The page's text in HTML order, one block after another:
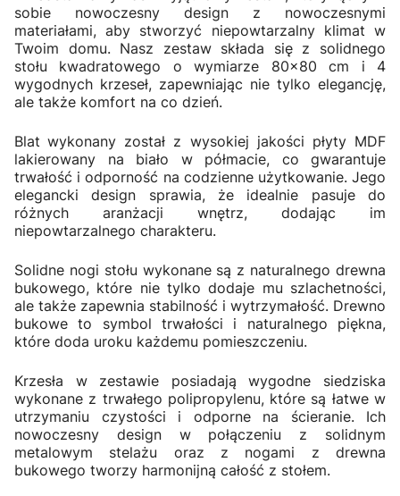
sobie nowoczesny design z nowoczesnymi
materiałami, aby stworzyć niepowtarzalny klimat w
Twoim domu. Nasz zestaw składa się z solidnego
stołu kwadratowego o wymiarze 80x80 cm i 4
wygodnych krzeseł, zapewniając nie tylko elegancję,
ale także komfort na co dzień.
Blat wykonany został z wysokiej jakości płyty MDF
lakierowany na biało w półmacie, co gwarantuje
trwałość i odporność na codzienne użytkowanie. Jego
elegancki design sprawia, że idealnie pasuje do
różnych aranżacji wnętrz, dodając im
niepowtarzalnego charakteru.
Solidne nogi stołu wykonane są z naturalnego drewna
bukowego, które nie tylko dodaje mu szlachetności,
ale także zapewnia stabilność i wytrzymałość. Drewno
bukowe to symbol trwałości i naturalnego piękna,
które doda uroku każdemu pomieszczeniu.
Krzesła w zestawie posiadają wygodne siedziska
wykonane z trwałego polipropylenu, które są łatwe w
utrzymaniu czystości i odporne na ścieranie. Ich
nowoczesny design w połączeniu z solidnym
metalowym stelażu oraz z nogami z drewna
bukowego tworzy harmonijną całość z stołem.